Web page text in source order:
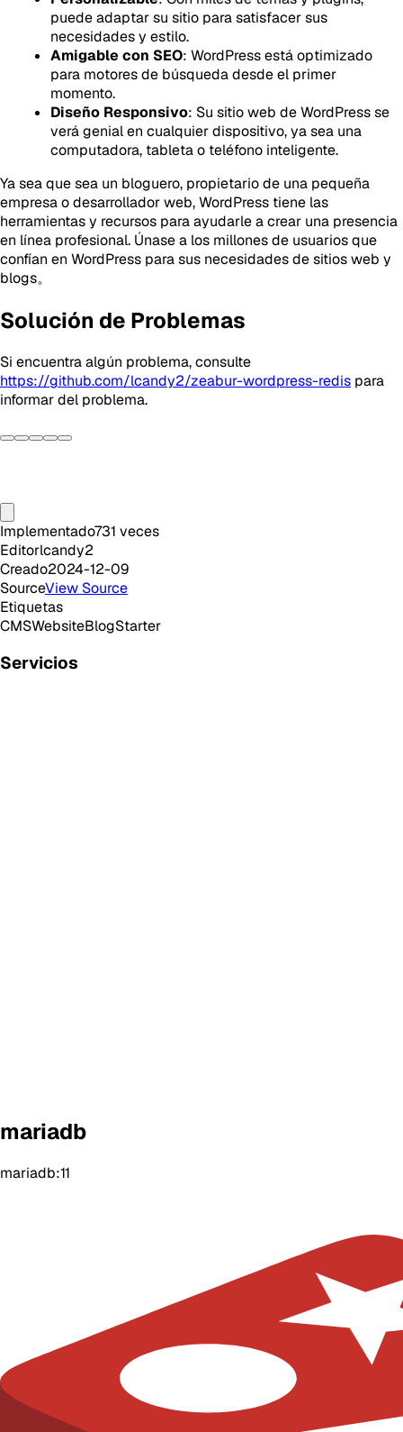
puede adaptar su sitio para satisfacer sus
necesidades y estilo.
Amigable con SEO: WordPress está optimizado
para motores de búsqueda desde el primer
momento.
Diseño Responsivo: Su sitio web de WordPress se
verá genial en cualquier dispositivo, ya sea una
computadora, tableta o teléfono inteligente.
Ya sea que sea un bloguero, propietario de una pequeña
empresa o desarrollador web, WordPress tiene las
herramientas y recursos para ayudarle a crear una presencia
en línea profesional. Únase a los millones de usuarios que
confían en WordPress para sus necesidades de sitios web y
blogs。
Solución de Problemas
Si encuentra algún problema, consulte
https://github.com/lcandy2/zeabur-wordpress-redis para
informar del problema.
Implementado731 veces
Editorlcandy2
Creado2024-12-09
SourceView Source
Etiquetas
CMSWebsiteBlogStarter
Servicios
mariadb
mariadb:11